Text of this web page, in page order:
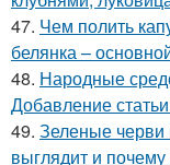
47. Чем полить
белянка –
48. Народные
Добавление
49. Зеленые черви
выглядит и